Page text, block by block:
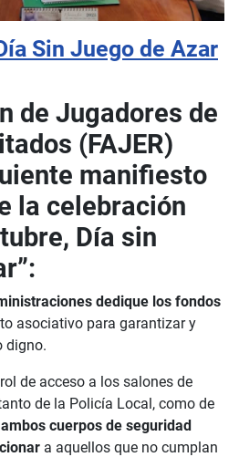
Sin Juego de Azar
de Jugadores de
(FAJER)
manifiesto
la celebración
Día sin
dedique los fondos
asociativo para garantizar y
digno.
de acceso a los salones de
de la Policía Local, como de
ambos cuerpos de seguridad
a aquellos que no cumplan